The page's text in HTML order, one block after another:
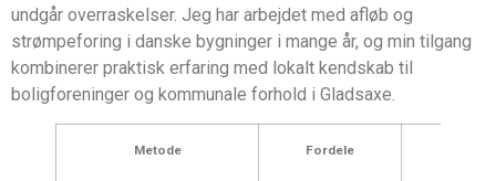
undgår overraskelser. Jeg har arbejdet med afløb og
strømpeforing i danske bygninger i mange år, og min tilgang
kombinerer praktisk erfaring med lokalt kendskab til
boligforeninger og kommunale forhold i Gladsaxe.
Metode Fordele